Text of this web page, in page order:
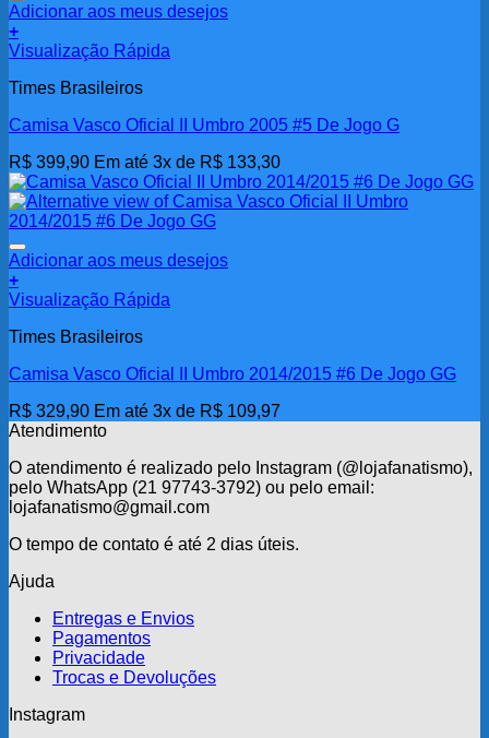
Adicionar aos meus desejos
+
Visualização Rápida
Times Brasileiros
Camisa Vasco Oficial II Umbro 2005 #5 De Jogo G
R$ 399,90 Em até 3x de R$ 133,30
Adicionar aos meus desejos
+
Visualização Rápida
Times Brasileiros
Camisa Vasco Oficial II Umbro 2014/2015 #6 De Jogo GG
R$ 329,90 Em até 3x de R$ 109,97
Atendimento
O atendimento é realizado pelo Instagram (@lojafanatismo),
pelo WhatsApp (21 97743-3792) ou pelo email:
lojafanatismo@gmail.com
O tempo de contato é até 2 dias úteis.
Ajuda
Entregas e Envios
Pagamentos
Privacidade
Trocas e Devoluções
Instagram